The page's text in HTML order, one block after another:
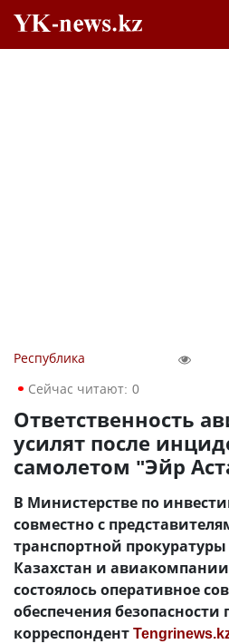
Республика
Сейчас читают: 0
Ответственность
усилят после
самолетом "Эйр
В Министерстве по
совместно с
транспортной
Казахстан и
состоялось оперативное
обеспечения безопасности
корреспондент